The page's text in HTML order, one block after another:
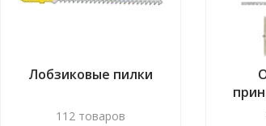
Лобзиковые пилки
112 товаров